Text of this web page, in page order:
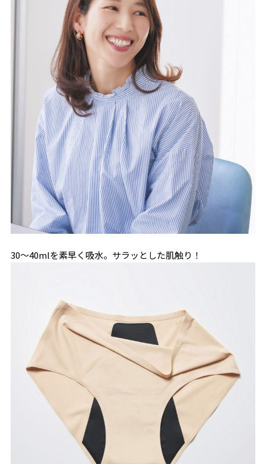
30〜40mlを素早く吸水。サラッとした肌触り！